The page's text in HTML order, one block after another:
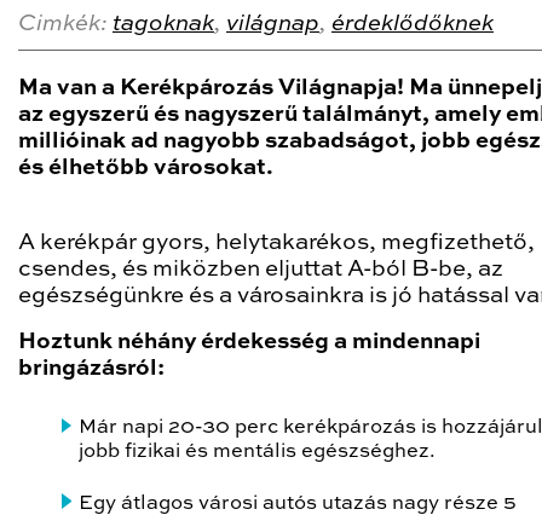
Cimkék: tagoknak, világnap, érdeklődőknek
Ma van a Kerékpározás Világnapja! Ma
az egyszerű és nagyszerű találmányt, amely
millióinak ad nagyobb szabadságot, jobb
és élhetőbb városokat.
A kerékpár gyors, helytakarékos, megfizethető,
csendes, és miközben eljuttat A-ból B-be, az
egészségünkre és a városainkra is jó hatással
Hoztunk néhány érdekesség a mindennapi
bringázásról:
Már napi 20-30 perc kerékpározás is
jobb fizikai és mentális egészséghez.
Egy átlagos városi autós utazás nagy része 5